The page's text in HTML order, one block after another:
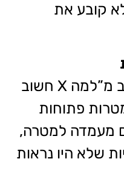
קובע את
“אני רוצה X” פחות חשוב מ”למה X חשוב
פתוחות
מעמדה למטרה,
שלא היו נראות